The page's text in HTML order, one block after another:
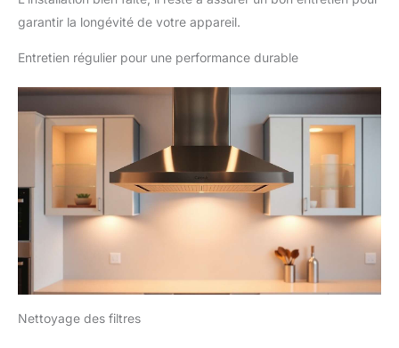
garantir la longévité de votre appareil.
Entretien régulier pour une performance durable
Nettoyage des filtres